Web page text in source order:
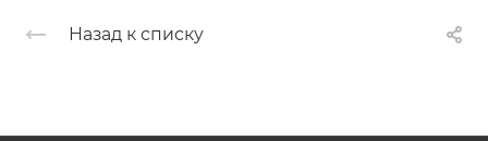
Назад к списку